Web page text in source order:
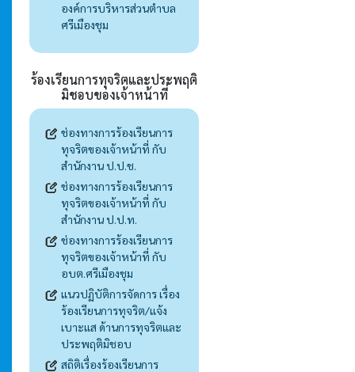
องค์การบริหารส่วนตำบล
ศรีเมืองชุม
ร้องเรียนการทุจริตและประพฤติ
มิชอบของเจ้าหน้าที่
ช่องทางการร้องเรียนการ
ทุจริตของเจ้าหน้าที่ กับ
สำนักงาน ป.ป.ช.
ช่องทางการร้องเรียนการ
ทุจริตของเจ้าหน้าที่ กับ
สำนักงาน ป.ป.ท.
ช่องทางการร้องเรียนการ
ทุจริตของเจ้าหน้าที่ กับ
อบต.ศรีเมืองชุม
แนวปฏิบัติการจัดการ เรื่อง
ร้องเรียนการทุจริต/แจ้ง
เบาะแส ด้านการทุจริตและ
ประพฤติมิชอบ
สถิติเรื่องร้องเรียนการ